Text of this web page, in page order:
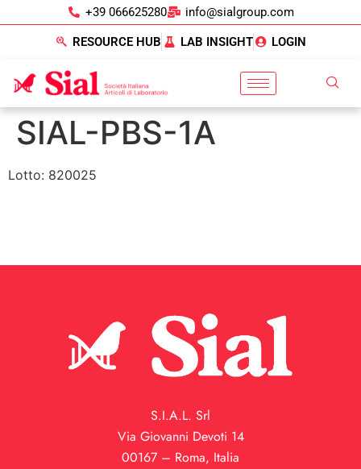
+39 066625280 info@sialgroup.com
RESOURCE HUB LAB INSIGHT LOGIN
SIAL-PBS-1A
Lotto: 820025
S.I.A.L. Srl
Via Giovanni Devoti 14
00167 – Roma, Italia